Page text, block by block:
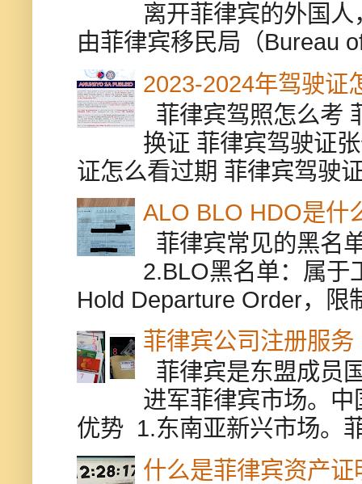
离开菲律宾的外国
由菲律宾移民局（Bureau
2023-2024年驾驶证
菲律宾驾照怎么考
换证 菲律宾驾驶证
证怎么看过期 菲律宾驾驶
ALO BLO HDO是什
菲律宾常见的黑名
2.BLO黑名单：属于
Hold Departure Order，限
菲律宾公司注册服务
菲律宾是东盟成员
进军菲律宾市场。
优势 1.东南亚新兴市场。
什么是菲律宾资产证